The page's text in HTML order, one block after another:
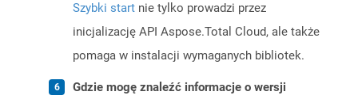
Szybki start nie tylko prowadzi przez
inicjalizację API Aspose.Total Cloud, ale także
pomaga w instalacji wymaganych bibliotek.
Gdzie mogę znaleźć informacje o wersji